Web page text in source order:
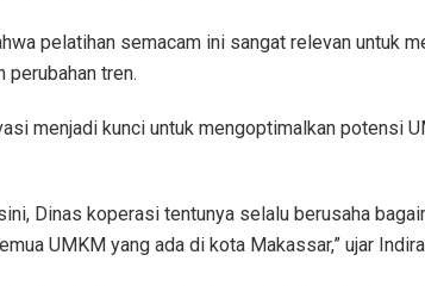
pelatihan semacam ini sangat relevan untuk
perubahan tren.
menjadi kunci untuk mengoptimalkan potensi
Dinas koperasi tentunya selalu berusaha
UMKM yang ada di kota Makassar,” ujar